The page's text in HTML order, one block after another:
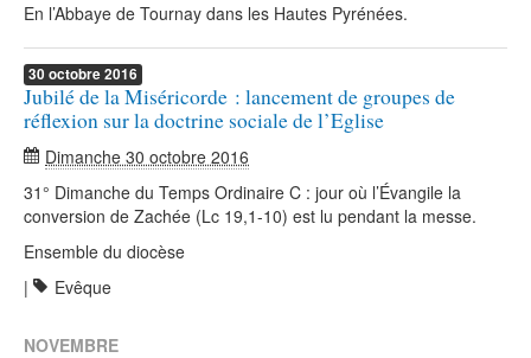
En l’Abbaye de Tournay dans les Hautes Pyrénées.
30 octobre2016
Jubilé de la Miséricorde : lancement de groupes de
réflexion sur la doctrine sociale de l’Eglise
Dimanche 30 octobre 2016
31° Dimanche du Temps Ordinaire C : jour où l’Évangile la
conversion de Zachée (Lc 19,1-10) est lu pendant la messe.
Ensemble du diocèse
|
Evêque
NOVEMBRE